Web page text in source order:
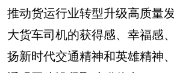
推动货运行业转型升级高质量
大货车司机的获得感、幸福感
扬新时代交通精神和英雄精神